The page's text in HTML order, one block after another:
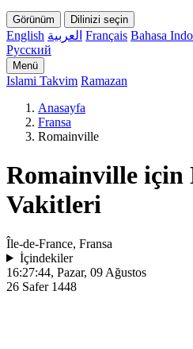
Görünüm Dilinizi seçin
English العربية Français Bahasa
Русский
Menü
Islami Takvim Ramazan
Anasayfa
Fransa
Romainville
Romainville için
Vakitleri
Île-de-France, Fransa
İçindekiler
16:27:44, Pazar, 09 Ağustos
26 Safer 1448